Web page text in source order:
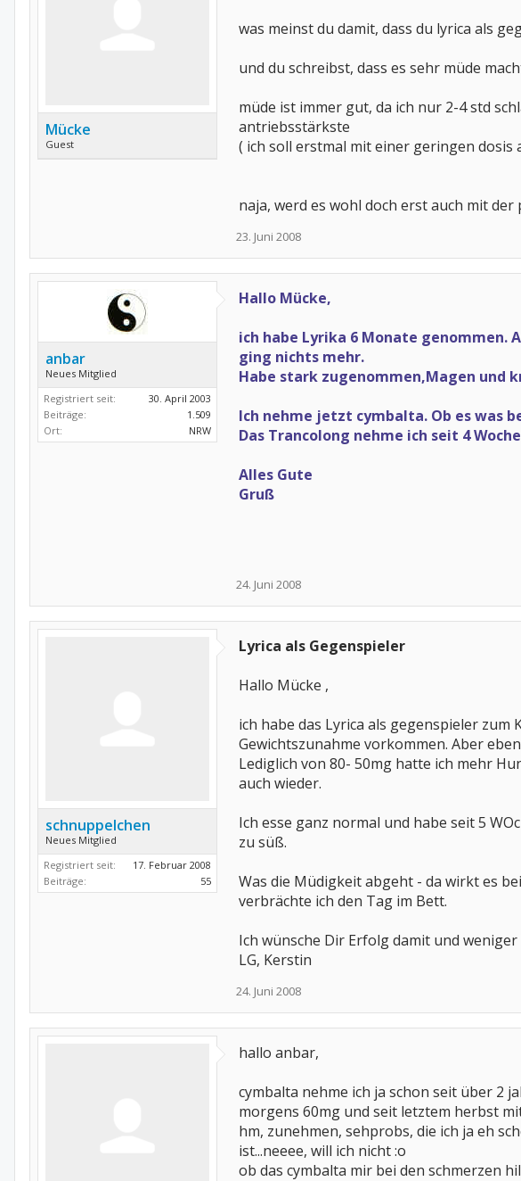
Mücke
Guest
was meinst du damit, dass du lyrica als
und du schreibst, dass es sehr müde
müde ist immer gut, da ich nur 2-4 std
antriebsstärkste
( ich soll erstmal mit einer geringen dosis
naja, werd es wohl doch erst auch mit
23. Juni 2008
anbar
Neues Mitglied
Registriert seit:
30. April 2003
Beiträge:
1.509
Ort:
NRW
Hallo Mücke,
ich habe Lyrika 6 Monate genommen.
ging nichts mehr.
Habe stark zugenommen,Magen und
Ich nehme jetzt cymbalta. Ob es was
Das Trancolong nehme ich seit 4
Alles Gute
Gruß
24. Juni 2008
schnuppelchen
Neues Mitglied
Registriert seit:
17. Februar 2008
Beiträge:
55
Lyrica als Gegenspieler
Hallo Mücke ,
ich habe das Lyrica als gegenspieler
Gewichtszunahme vorkommen. Aber
Lediglich von 80- 50mg hatte ich mehr
auch wieder.
Ich esse ganz normal und habe seit 5
zu süß.
Was die Müdigkeit abgeht - da wirkt es
verbrächte ich den Tag im Bett.
Ich wünsche Dir Erfolg damit und weniger
LG, Kerstin
24. Juni 2008
hallo anbar,
cymbalta nehme ich ja schon seit über 2
morgens 60mg und seit letztem herbst
hm, zunehmen, sehprobs, die ich ja eh
ist...neeee, will ich nicht :o
ob das cymbalta mir bei den schmerzen